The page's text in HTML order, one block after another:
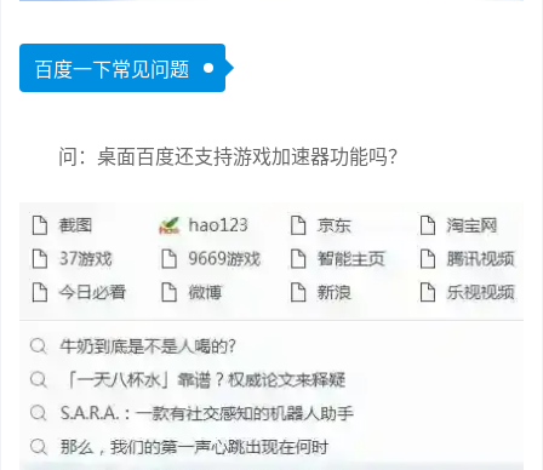
百度一下常见问题
问：桌面百度还支持游戏加速器功能吗？